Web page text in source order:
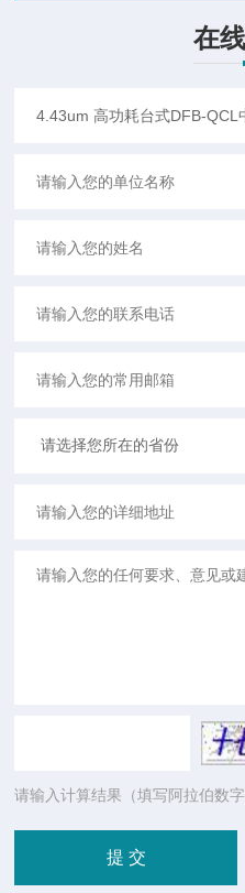
在
请输入计算结果（填写阿拉伯数